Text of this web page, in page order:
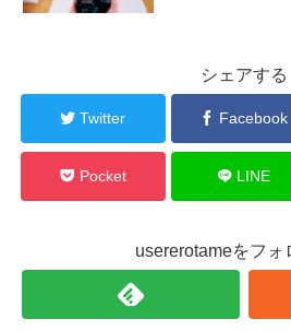
シェアする
Twitter Facebook
Pocket LINE
usererotameをフォ